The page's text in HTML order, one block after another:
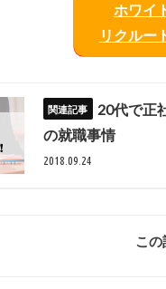
ホワイ
リクルー
20代で正
の就職事情
2018.09.24
こ